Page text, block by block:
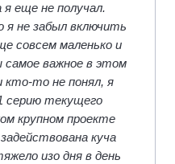
я еще не получал.
не забыл включить
совсем маленько и
самое важное в этом
кто-то не понял, я
серию текущего
крупном проекте
куча
изо дня в день